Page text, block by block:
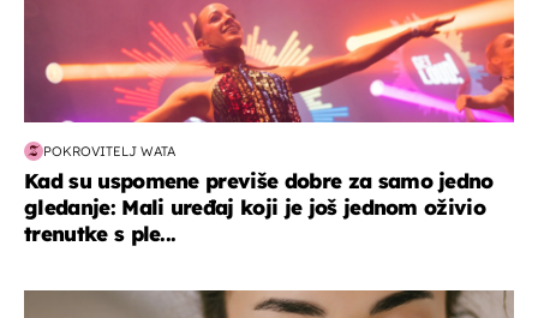
POKROVITELJ WATA
Kad su uspomene previše dobre za samo jedno
gledanje: Mali uređaj koji je još jednom oživio
trenutke s ple...
moda & ljepota